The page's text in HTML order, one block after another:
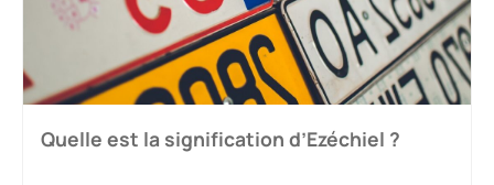
Quelle est la signification d’Ezéchiel ?